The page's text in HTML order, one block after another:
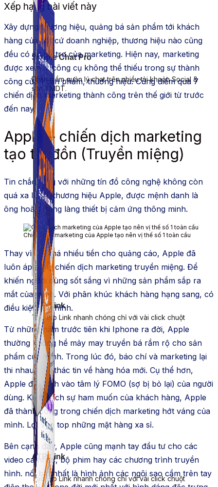
ATP Link
Tạo Bio Link nhanh chóng chỉ với vài click chuột
Simple Chat Pro
Phần mềm quản lý chat trên nhiều tài khoản Social &
sàn TMDT.
ATP Link
Tạo Bio Link nhanh chóng chỉ với vài click chuột
Xếp hạng bài viết này
Xây dựng thương hiệu, quảng bá sản phẩm tới khách
hàng của bất cứ doanh nghiệp, thương hiệu nào cũng
đều có sự hỗ trợ của marketing. Hiện nay, marketing
được xem là công cụ không thể thiếu trong sự thành
công của 1 sản phẩm, thương hiệu. Cùng điểm qua 7
chiến dịch marketing thành công trên thế giới từ trước
đến nay.
Apple– chiến dịch marketing
tạo tin đồn (Truyền miệng)
Tin chắc rằng với những tín đồ công nghệ không còn
quá xa lạ với thương hiệu Apple, được mệnh danh là
ông hoàn trong làng thiết bị cảm ứng thông minh.
Chiến dịch marketing của Apple tạo nên vị thế số 1 toàn cầu
Thay vì chi khá nhiều tiền cho quảng cáo, Apple đã
luôn áp dụng chiến dịch marketing truyền miệng. Để
khiến người dùng sốt sắng vì những sản phẩm sắp ra
mắt của mình. Với phân khúc khách hàng hạng sang, có
điều kiện tài chính.
Từ những năm trước tiên khi Iphone ra đời, Apple
thường không hề mảy may truyền bá rầm rộ cho sản
phẩm của mình. Trong lúc đó, báo chí và marketing lại
thi nhau khai thác tin về hàng hóa mới. Cụ thể hơn,
Apple đã đánh vào tâm lý FOMO (sợ bị bỏ lại) của người
dùng. Kích thích sự ham muốn của khách hàng, Apple
đã thành công trong chiến dịch marketing hớt váng của
mình. Lọt vào top những mặt hàng xa sỉ.
Bên cạnh đấy, Apple cũng mạnh tay đầu tư cho các
video ca nhạc, bộ phim hay các chương trình truyền
hình. nổi bật nhất là hình ảnh các ngôi sao cầm trên tay